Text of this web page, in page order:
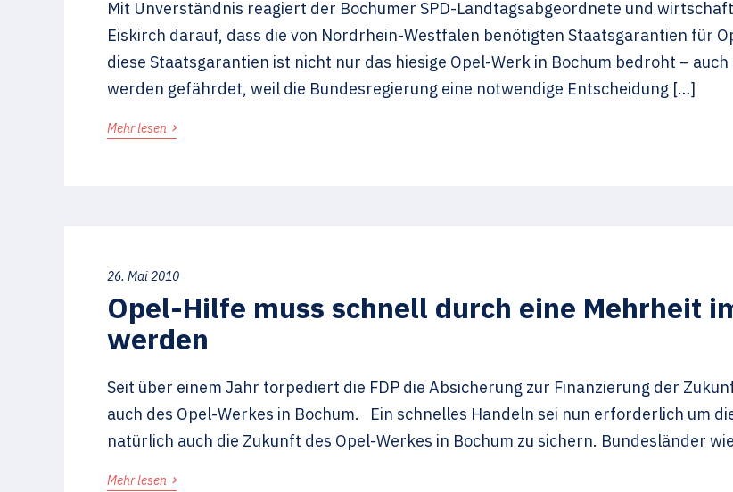
Mit Unverständnis reagiert der Bochumer SPD-Landtagsabgeordnete und
Eiskirch darauf, dass die von Nordrhein-Westfalen benötigten Staatsgarantien für
diese Staatsgarantien ist nicht nur das hiesige Opel-Werk in Bochum bedroht –
werden gefährdet, weil die Bundesregierung eine notwendige Entscheidung […]
Mehr lesen ›
26. Mai 2010
Opel-Hilfe muss schnell durch eine Mehrheit
werden
Seit über einem Jahr torpediert die FDP die Absicherung zur Finanzierung der
auch des Opel-Werkes in Bochum. Ein schnelles Handeln sei nun erforderlich um
natürlich auch die Zukunft des Opel-Werkes in Bochum zu sichern. Bundesländer
Mehr lesen ›